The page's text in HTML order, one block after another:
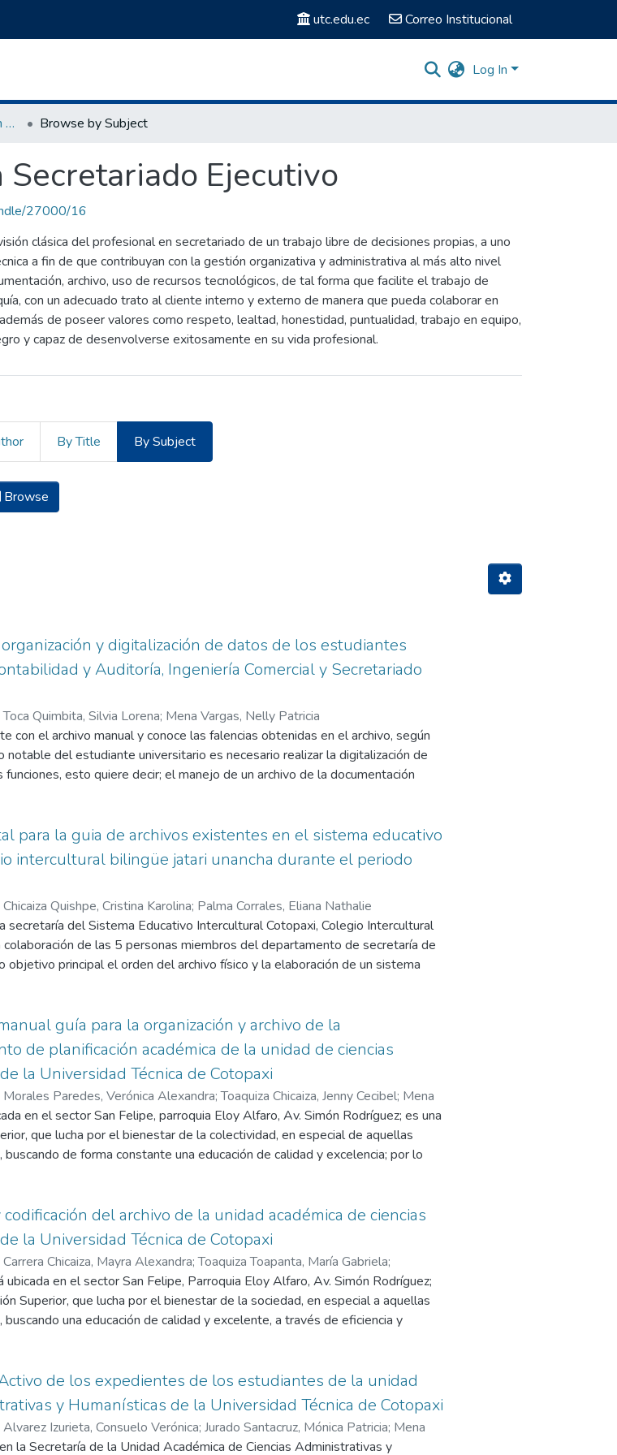
utc.edu.ec Correo Institucional
Log In
Carrera de Licenciatura en Secretariado Ejecutivo Browse by Subject
Ejecutivo
27000/16
clásica del profesional en secretariado de un trabajo libre de decisiones propias, a uno
a fin de que contribuyan con la gestión organizativa y administrativa al más alto nivel
archivo, uso de recursos tecnológicos, de tal forma que facilite el trabajo de
con un adecuado trato al cliente interno y externo de manera que pueda colaborar en
de poseer valores como respeto, lealtad, honestidad, puntualidad, trabajo en equipo,
y capaz de desenvolverse exitosamente en su vida profesional.
By Title By Subject
Ejecutivo by Subject "ARCHIVO"
Browse
y digitalización de datos de los estudiantes
y Auditoría, Ingeniería Comercial y Secretariado
Toca Quimbita, Silvia Lorena; Mena Vargas, Nelly Patricia
con el archivo manual y conoce las falencias obtenidas en el archivo, según
del estudiante universitario es necesario realizar la digitalización de
esto quiere decir; el manejo de un archivo de la documentación
para la guia de archivos existentes en el sistema educativo
intercultural bilingüe jatari unancha durante el periodo
Chicaiza Quishpe, Cristina Karolina; Palma Corrales, Eliana Nathalie
secretaría del Sistema Educativo Intercultural Cotopaxi, Colegio Intercultural
colaboración de las 5 personas miembros del departamento de secretaría de
objetivo principal el orden del archivo físico y la elaboración de un sistema
por cuanto el archivo de los expedientes de los estudiantes del
el año lectivo y existe una gran posibilidad de que se extravié….
guía para la organización y archivo de la
de planificación académica de la unidad de ciencias
la Universidad Técnica de Cotopaxi
Morales Paredes, Verónica Alexandra;Toaquiza Chicaiza, Jenny Cecibel; Mena
en el sector San Felipe, parroquia Eloy Alfaro, Av. Simón Rodríguez; es una
que lucha por el bienestar de la colectividad, en especial de aquellas
de forma constante una educación de calidad y excelencia; por lo
desarrollado con la finalidad de crear una guía, al personal administrativo del
de la Unidad de Ciencias Administrativas y Humanísticas que tiene relación
el propósito de mejorar el ordenamiento documental y de esta manera
documentación acervada; éste manual ayudo a ampliar los conocimientos y
del archivo permitiéndoles conocer nuevas técnicas de organización
la documentación dentro de un archivo institucional….
del archivo de la unidad académica de ciencias
la Universidad Técnica de Cotopaxi
Carrera Chicaiza, Mayra Alexandra;Toaquiza Toapanta, María Gabriela;
en el sector San Felipe, Parroquia Eloy Alfaro, Av. Simón Rodríguez;
Superior, que lucha por el bienestar de la sociedad, en especial a aquellas
una educación de calidad y excelente, a través de eficiencia y
se ha desarrollado con el propósito de dejar plasmado ideas
archivo de la Unidad Académica de Ciencias Administrativas y Humanísticas
la finalidad de alcanzar a un manejo de organización, conservación y
de colores permitirá agilizar la búsqueda de los expedientes….
de los expedientes de los estudiantes de la unidad
y Humanísticas de la Universidad Técnica de Cotopaxi
Alvarez Izurieta, Consuelo Verónica; Jurado Santacruz, Mónica Patricia; Mena
la Secretaría de la Unidad Académica de Ciencias Administrativas y